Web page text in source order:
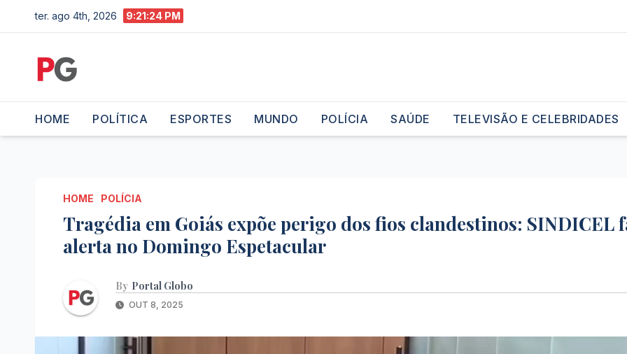
to
ter. ago 4th, 2026 9:21:25 PM
HOME POLÍTICA ESPORTES MUNDO POLÍCIA SAÚDE TELEVISÃO E CELEBRIDADES
HOME POLÍCIA
Tragédia em Goiás expõe perigo dos fios clandestinos: SINDICEL
alerta no Domingo Espetacular
By Portal Globo
OUT 8, 2025